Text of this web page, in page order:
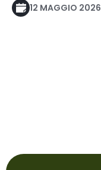
12 MAGGIO 2026